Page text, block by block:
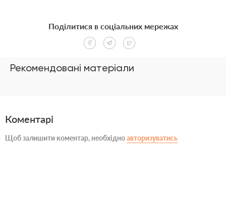
Рекомендовані матеріали
Поділитися в соціальних мережах
Коментарі
Щоб залишити коментар, необхідноавторизуватись